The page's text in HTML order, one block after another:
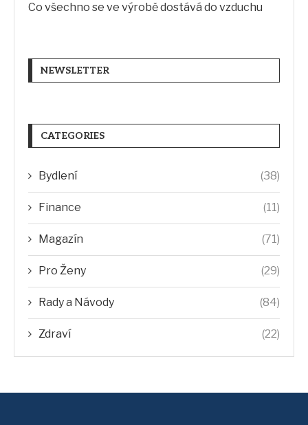
Co všechno se ve výrobě dostává do vzduchu
NEWSLETTER
CATEGORIES
Bydlení (38)
Finance (11)
Magazín (71)
Pro Ženy (29)
Rady a Návody (84)
Zdraví (22)